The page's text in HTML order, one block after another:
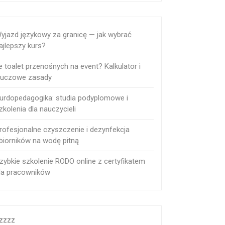
językowy za granicę — jak wybrać
kurs?
toalet przenośnych na event? Kalkulator i
zasady
studia podyplomowe i
dla nauczycieli
czyszczenie i dezynfekcja
na wodę pitną
szkolenie RODO online z certyfikatem
pracowników